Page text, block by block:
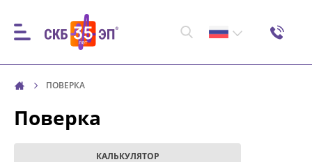
ПОВЕРКА
Поверка
КАЛЬКУЛЯТОР